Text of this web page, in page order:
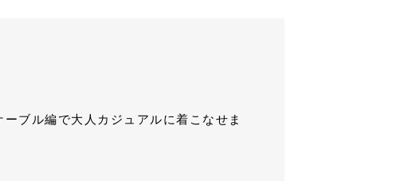
ブル編で大人カジュアルに着こなせま